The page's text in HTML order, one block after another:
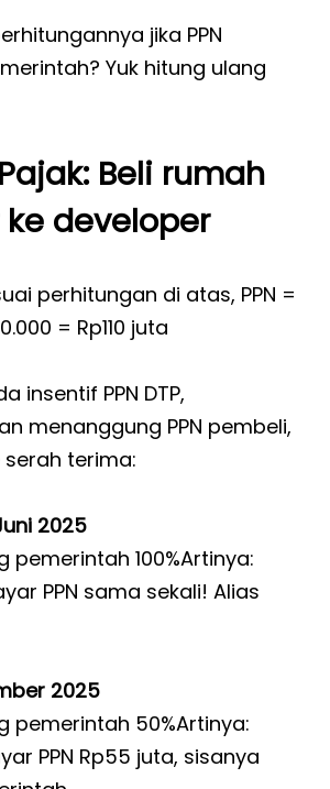
jika PPN
Yuk hitung ulang
Beli rumah
ke developer
perhitungan di atas, PPN =
= Rp110 juta
insentif PPN DTP,
menanggung PPN pembeli,
terima:
2025
pemerintah 100%Artinya:
PPN sama sekali! Alias
2025
pemerintah 50%Artinya:
PPN Rp55 juta, sisanya